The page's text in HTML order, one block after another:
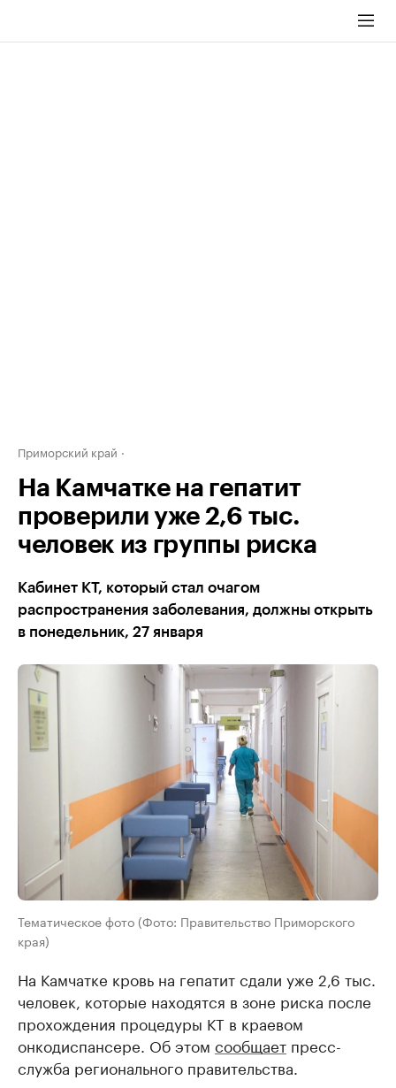
Приморский край
На Камчатке на гепатит
проверили уже 2,6 тыс.
человек из группы риска
Кабинет КТ, который стал очагом
распространения заболевания, должны открыть
в понедельник, 27 января
Тематическое фото (Фото: Правительство Приморского
края)
На Камчатке кровь на гепатит сдали уже 2,6 тыс.
человек, которые находятся в зоне риска после
прохождения процедуры КТ в краевом
онкодиспансере. Об этом сообщает пресс-
служба регионального правительства.